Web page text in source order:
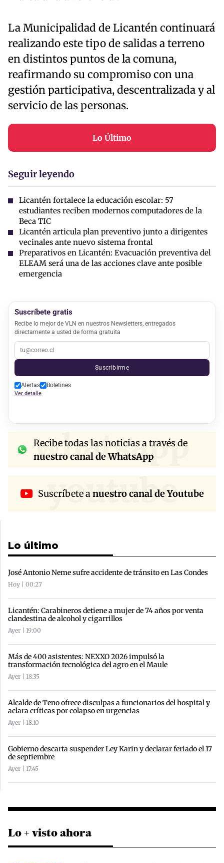
La Municipalidad de Licantén continuará
realizando este tipo de salidas a terreno
en distintos puntos de la comuna,
reafirmando su compromiso con una
gestión participativa, descentralizada y al
servicio de las personas.
Lo Último
Seguir leyendo
Licantén fortalece la educación escolar: 57
estudiantes reciben modernos computadores de la
Beca TIC
Licantén articula plan preventivo junto a dirigentes
vecinales ante nuevo sistema frontal
Preparativos en Licantén: Evacuación preventiva del
ELEAM será una de las acciones clave ante posible
emergencia
Suscríbete gratis
Recibe lo mejor de VLN en nuestros Newsletters, entregados
directamente a usted de forma gratuita
Suscribirme
Alertas Boletines
Ver detalle
whatsapp
Recibe todas las noticias a través de
nuestro canal de WhatsApp
youtube
Suscríbete anuestro canal de Youtube
Lo último
José Antonio Neme sufre accidente de tránsito en Las Condes
Hoy | 00:27
Licantén: Carabineros detiene a mujer de 74 años por venta
clandestina de alcohol y cigarrillos
Ayer | 19:00
Más de 400 asistentes: NEXXO 2026 impulsó la
transformación tecnológica del agro en el Maule
Ayer | 18:35
Alcalde de Teno ofrece disculpas a funcionarios del hospital y
aclara críticas por colapso en urgencias
Ayer | 18:10
Gobierno descarta suspender Ley Karin y declarar feriado el 17
de septiembre
Ayer | 17:45
Lo + visto ahora